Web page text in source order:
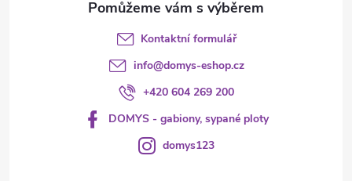
Kontaktní formulář
info@domys-eshop.cz
+420 604 269 200
DOMYS - gabiony, sypané ploty
domys123